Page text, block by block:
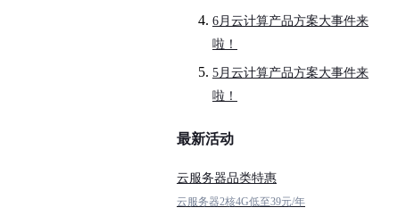
6月云计算产品方案大事件来
啦！
5月云计算产品方案大事件来
啦！
最新活动
云服务器品类特惠
云服务器2核4G低至39元/年